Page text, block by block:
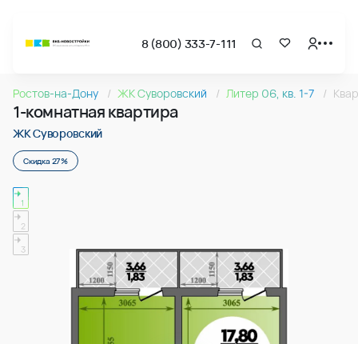
8 (800) 333-7-111
Квартира № 089 в ЖК Суворовский : подъезд 1, этаж 13,
1-комнатная квартира 38.23м2 в ЖК Суворовский, №089
1-комнатная квартира 38.23м2 в ЖК Суворовский, №089
Ростов-на-Дону ЖК Суворовский Литер 06, кв. 1-7
1-комнатная квартира
ЖК Суворовский
Скидка 27%